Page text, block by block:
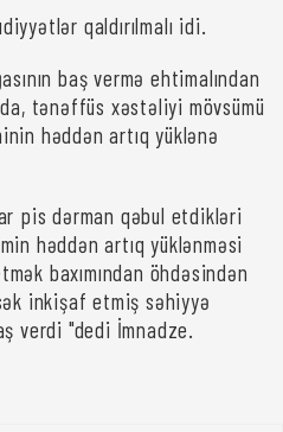
qaldırılmalı idi.
baş vermə ehtimalından
tənəffüs xəstəliyi mövsümü
həddən artıq yüklənə
pis dərman qəbul etdikləri
həddən artıq yüklənməsi
baxımından öhdəsindən
inkişaf etmiş səhiyyə
verdi "dedi İmnadze.